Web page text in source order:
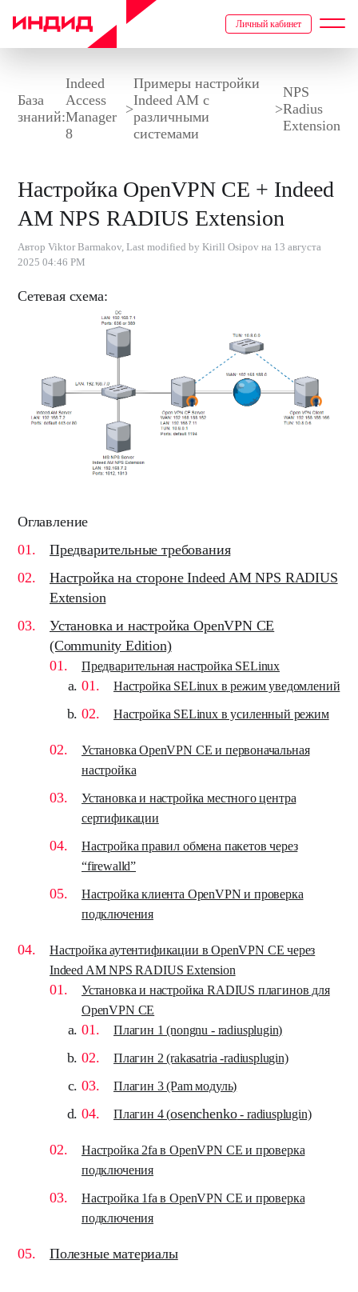
Личный кабинет
База
знаний:
Indeed
Access
Manager
8
>
Примеры настройки
Indeed AM с
различными
системами
>
NPS
Radius
Extension
Настройка OpenVPN CE + Indeed
AM NPS RADIUS Extension
Автор Viktor Barmakov, Last modified by Kirill Osipov на 13 августа
2025 04:46 PM
Сетевая схема:
Оглавление
Предварительные требования
Настройка на стороне Indeed AM NPS RADIUS
Extension
Установка и настройка OpenVPN CE
(Community Edition)
Предварительная настройка SELinux
Настройка SELinux в режим уведомлений
Настройка SELinux в усиленный режим
Установка OpenVPN CE и первоначальная
настройка
Установка и настройка местного центра
сертификации
Настройка правил обмена пакетов через
“firewalld”
Настройка клиента OpenVPN и проверка
подключения
Настройка аутентификации в OpenVPN CE через
Indeed AM NPS RADIUS Extension
Установка и настройка RADIUS плагинов для
OpenVPN CE
Плагин 1 (nongnu - radiusplugin)
Плагин 2 (rakasatria -radiusplugin)
Плагин 3 (Pam модуль)
Плагин 4 (osenchenko- radiusplugin)
Настройка 2fa в OpenVPN CE и проверка
подключения
Настройка 1fa в OpenVPN CE и проверка
подключения
Полезные материалы